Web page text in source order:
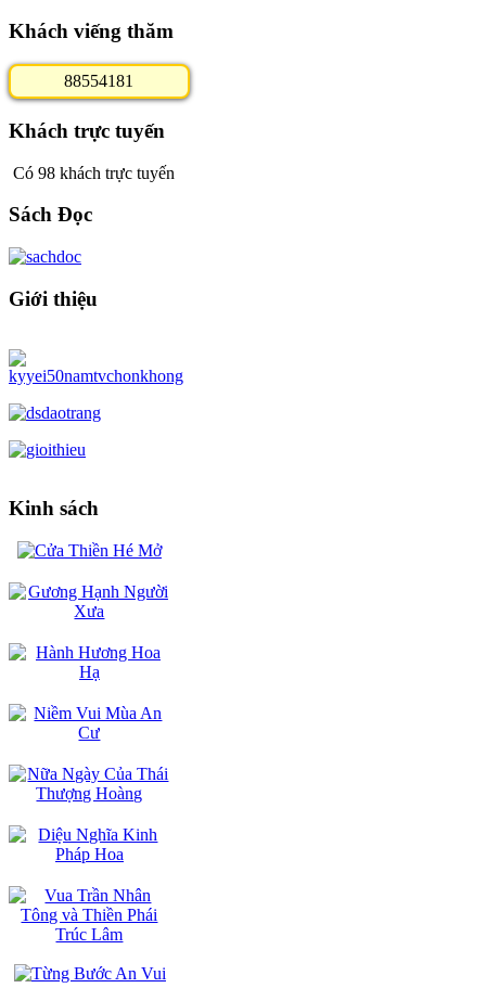
Khách viếng thăm
88554181
Khách trực tuyến
Có 98 khách trực tuyến
Sách Đọc
Giới thiệu
Kinh sách